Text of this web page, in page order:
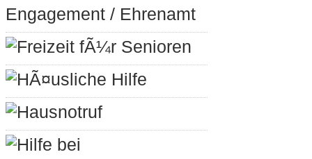
Engagement / Ehrenamt
Freizeit fÃ¼r Senioren
HÃ¤usliche Hilfe
Hausnotruf
Hilfe bei